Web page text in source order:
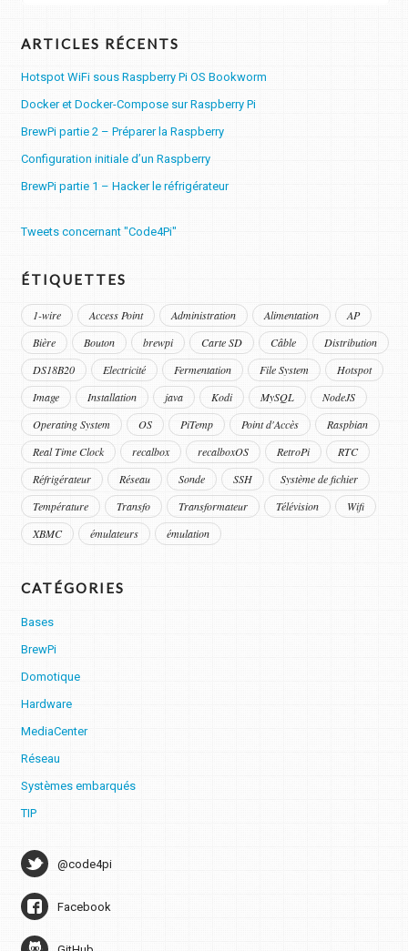
ARTICLES RÉCENTS
Hotspot WiFi sous Raspberry Pi OS Bookworm
Docker et Docker-Compose sur Raspberry Pi
BrewPi partie 2 – Préparer la Raspberry
Configuration initiale d’un Raspberry
BrewPi partie 1 – Hacker le réfrigérateur
Tweets concernant "Code4Pi"
ÉTIQUETTES
1-wire Access Point Administration Alimentation
AP
Bière
Bouton brewpi Carte SD Câble
Distribution
DS18B20
Electricité Fermentation File System
Hotspot
Image
Installation java Kodi MySQL
NodeJS
Operating System
OS PiTemp Point d'Accès
Raspbian
Real Time Clock
recalbox recalboxOS RetroPi
RTC
Réfrigérateur
Réseau Sonde SSH
Système de fichier
Température
Transfo Transformateur Télévision
Wifi
XBMC
émulateurs émulation
CATÉGORIES
Bases
BrewPi
Domotique
Hardware
MediaCenter
Réseau
Systèmes embarqués
TIP
@code4pi
Facebook